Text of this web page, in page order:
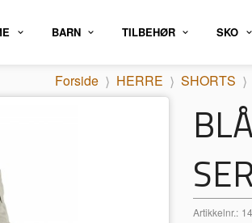
BARN TILBEHØR SKO
Forside HERRE SHORTS
Artikkelnr.: